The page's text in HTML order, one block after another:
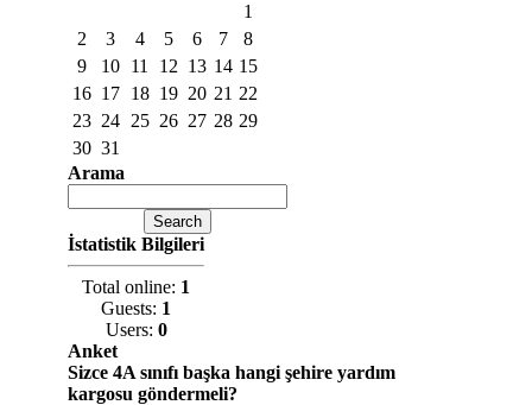
1
2
3 4 5 6 7
8
9
10 11 12 13 14 15
16 17 18 19 20 21 22
23 24 25 26 27 28 29
30 31
Arama
İstatistik Bilgileri
Total online: 1
Guests: 1
Users: 0
Anket
Sizce 4A sınıfı başka hangi şehire yardım
kargosu göndermeli?